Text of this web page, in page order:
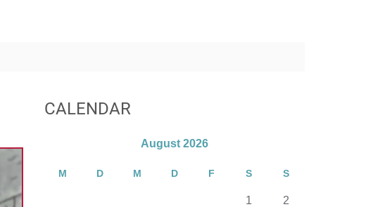
CALENDAR
August 2026
M D M D F S S
1 2